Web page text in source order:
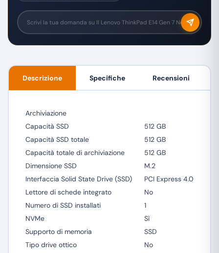
Descrizione Specifiche Recensioni
Archiviazione
Capacità SSD
512 GB
Capacità SSD totale
512 GB
Capacità totale di archiviazione
512 GB
Dimensione SSD
M.2
Interfaccia Solid State Drive (SSD)
PCI Express 4.0
Lettore di schede integrato
No
Numero di SSD installati
1
NVMe
Sì
Supporto di memoria
SSD
Tipo drive ottico
No